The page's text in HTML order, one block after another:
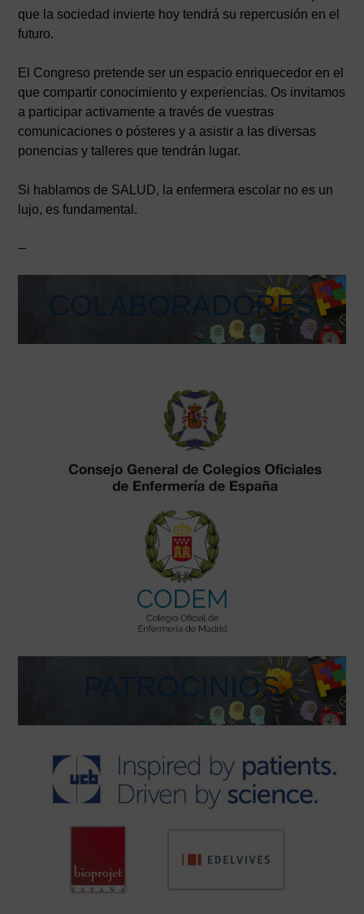
que la sociedad invierte hoy tendrá su repercusión en el
futuro.
El Congreso pretende ser un espacio enriquecedor en el
que compartir conocimiento y experiencias. Os invitamos
a participar activamente a través de vuestras
comunicaciones o pósteres y a asistir a las diversas
ponencias y talleres que tendrán lugar.
Si hablamos de SALUD, la enfermera escolar no es un
lujo, es fundamental.
COLABORADORES
PATROCINIOS